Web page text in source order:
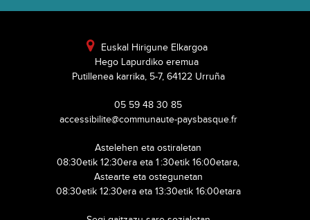

Euskal Hirigune Elkargoa
Hego Lapurdiko eremua
Putillenea karrika, 5-7, 64122 Urruña
05 59 48 30 85
accessibilite@communaute-paysbasque.fr
Astelehen eta ostiraletan
08:30etik 12:30era eta 1 :30etik 16:00etara,
Astearte eta ostegunetan
08:30etik 12:30era eta 13:30etik 16:00etara